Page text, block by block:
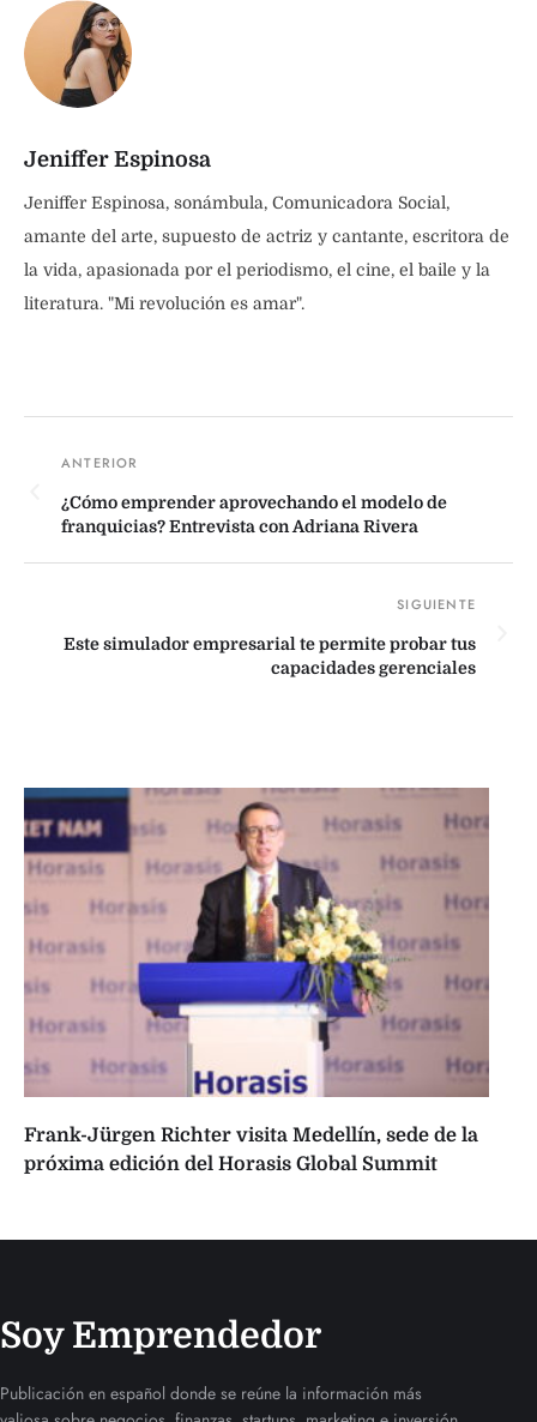
Jeniffer Espinosa
Jeniffer Espinosa, sonámbula, Comunicadora Social,
amante del arte, supuesto de actriz y cantante, escritora de
la vida, apasionada por el periodismo, el cine, el baile y la
literatura. "Mi revolución es amar".
¿Cómo emprender aprovechando el modelo de
franquicias? Entrevista con Adriana Rivera
Este simulador empresarial te permite probar tus
capacidades gerenciales
Frank-Jürgen Richter visita Medellín, sede de la
próxima edición del Horasis Global Summit
Soy Emprendedor
Publicación en español donde se reúne la información más